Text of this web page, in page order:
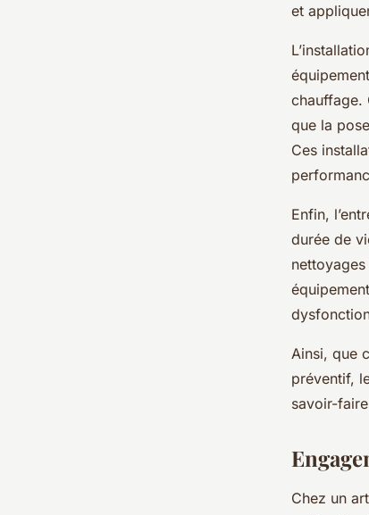
et
chauffage.
que la
Ces
Enfin,
durée de
Ainsi, que
préventif,
savoir-
Chez un